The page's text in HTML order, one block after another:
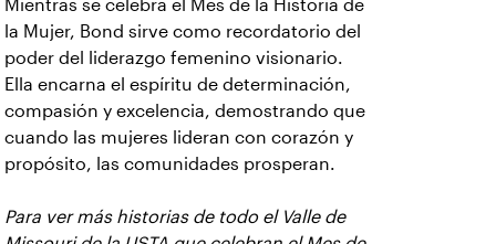
Mientras se celebra el Mes de la Historia de
la Mujer, Bond sirve como recordatorio del
poder del liderazgo femenino visionario.
Ella encarna el espíritu de determinación,
compasión y excelencia, demostrando que
cuando las mujeres lideran con corazón y
propósito, las comunidades prosperan.
Para ver más historias de todo el Valle de